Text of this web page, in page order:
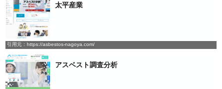
太平産業
引用元：https://asbestos-nagoya.com/
アスベスト調査分析